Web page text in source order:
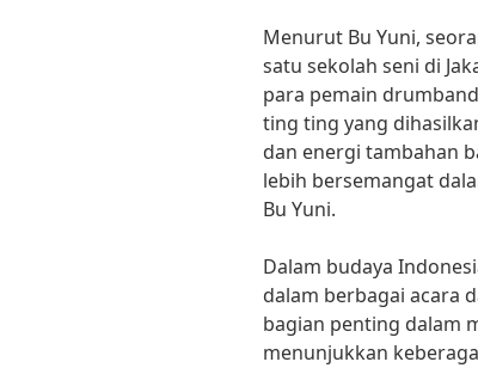
Menurut Bu Yuni,
satu sekolah seni di
para pemain
ting ting yang
dan energi tambahan
lebih bersemangat
Bu Yuni.
Dalam budaya
dalam berbagai acara
bagian penting dalam
menunjukkan